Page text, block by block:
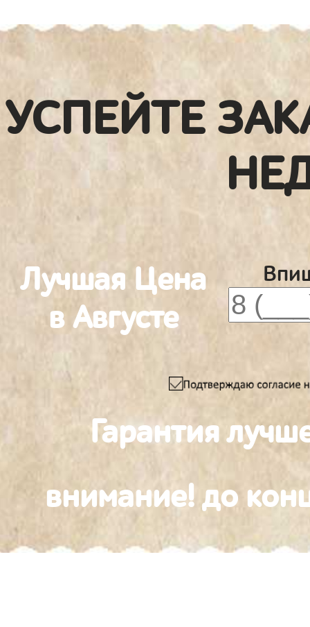
УСПЕЙТЕ
Лучшая Цена
в Августе
Гарантия
внимание! до